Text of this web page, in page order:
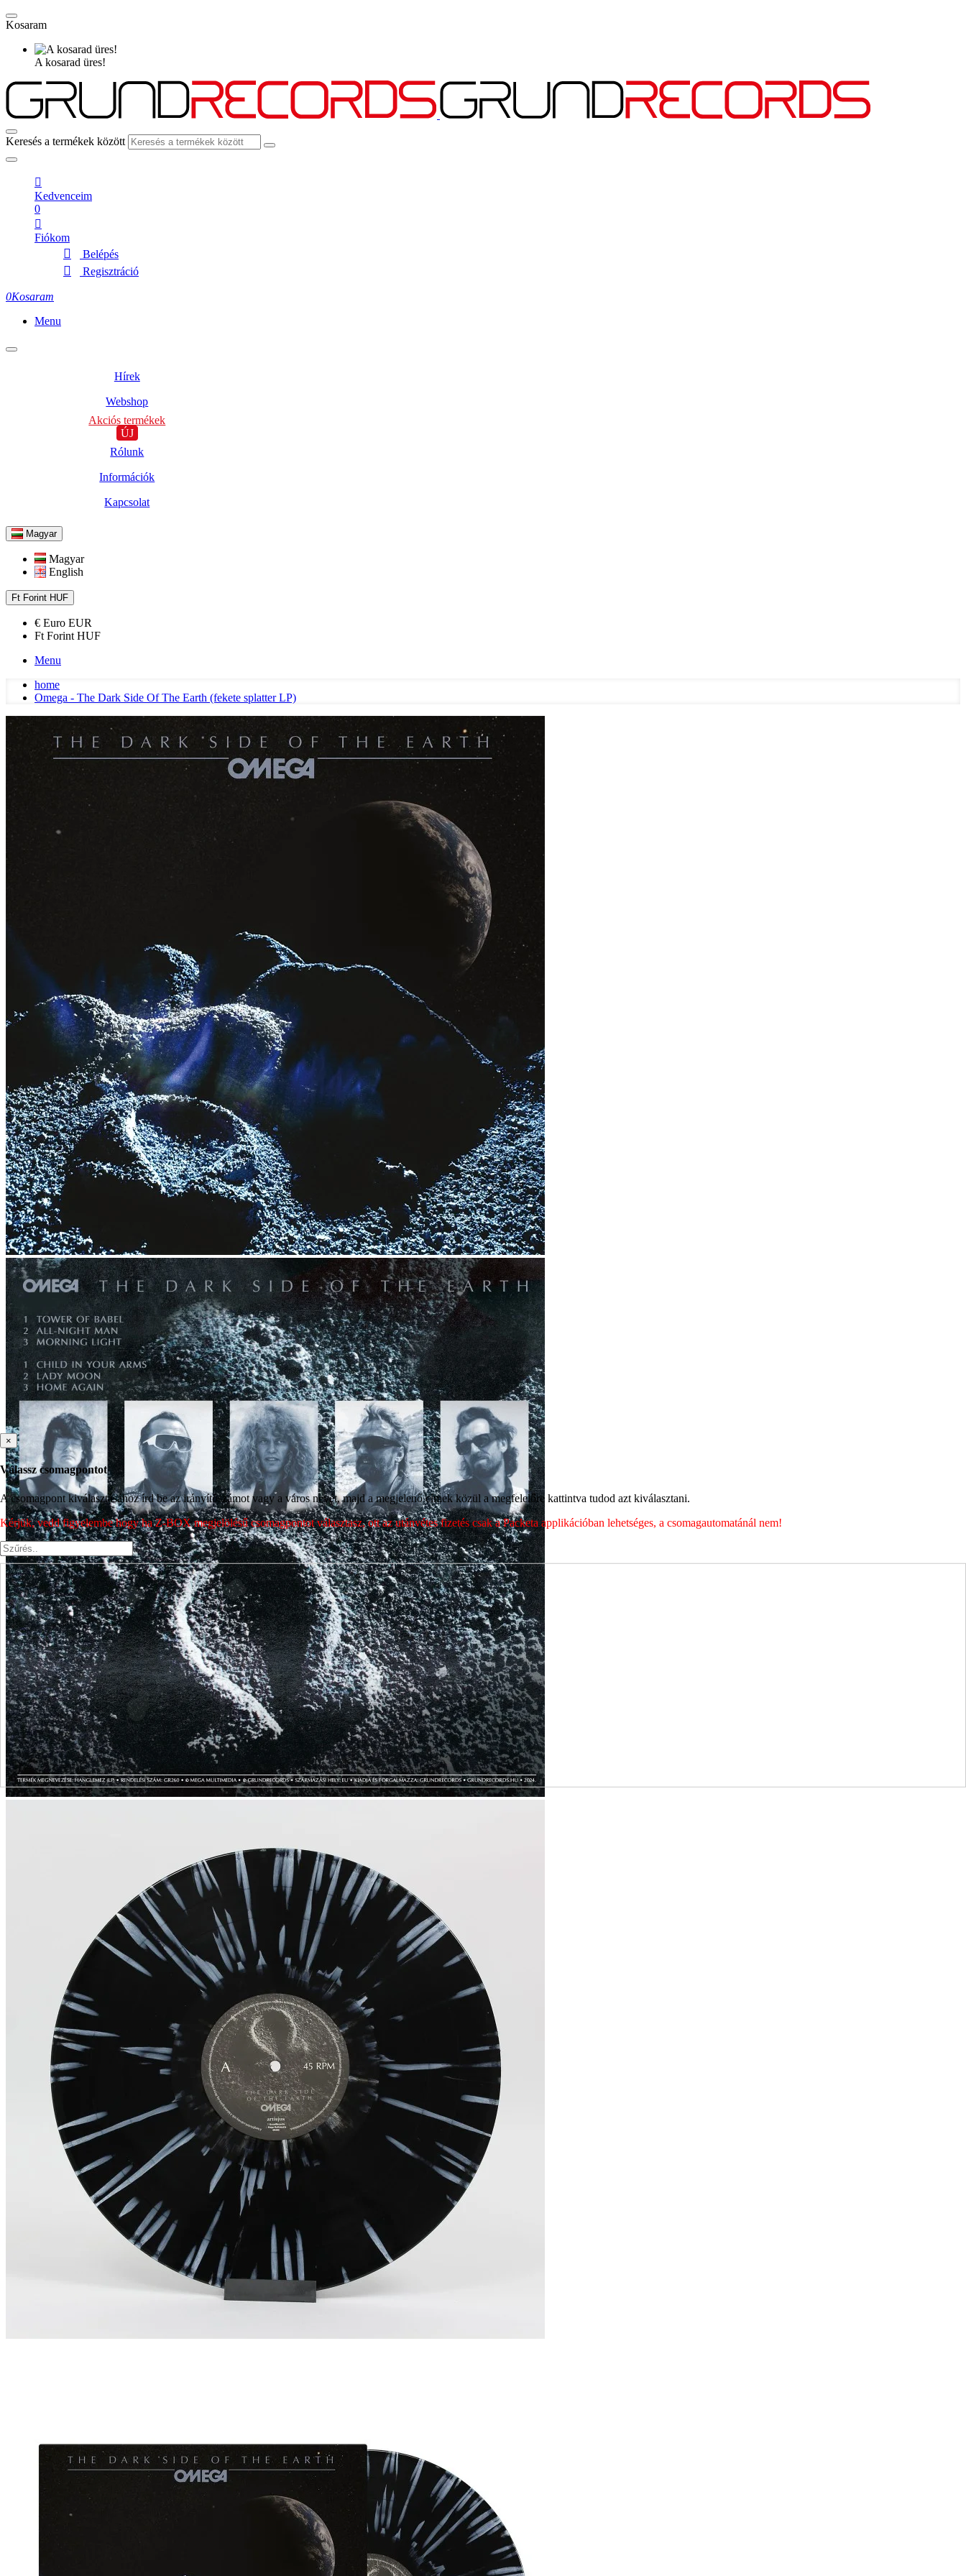
Kosaram
A kosarad üres!
Keresés a termékek között
Kedvenceim
0
Fiókom
Belépés
Regisztráció
0Kosaram
Menu
Hírek
Webshop
Akciós termékek
ÚJ
Rólunk
Információk
Kapcsolat
Magyar
Magyar
English
Ft Forint HUF
€ Euro EUR
Ft Forint HUF
Menu
home
Omega - The Dark Side Of The Earth (fekete splatter LP)
×
Válassz csomagpontot
A csomagpont kiválasztásához írd be az irányítószámot vagy a város nevét, majd a megjelenő címek közül a megfelelőre kattintva tudod azt kiválasztani.
Kérjük, vedd figyelembe hogy ha Z-BOX megjelölésű csomagpontot választasz, ott az utánvétes fizetés csak a Packeta applikációban lehetséges, a csomagautomatánál nem!